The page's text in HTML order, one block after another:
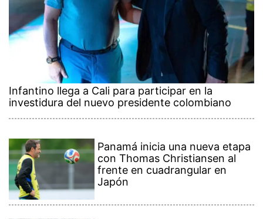
Infantino llega a Cali para participar en la
investidura del nuevo presidente colombiano
Panamá inicia una nueva etapa
con Thomas Christiansen al
frente en cuadrangular en
Japón